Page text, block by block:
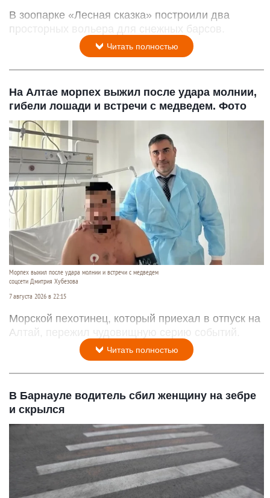
В зоопарке «Лесная сказка» построили два
просторных вольера для снежных барсов.
Читать полностью
На Алтае морпех выжил после удара молнии,
гибели лошади и встречи с медведем. Фото
Морпех выжил после удара молнии и встречи с медведем
соцсети Дмитрия Хубезова
7 августа 2026 в 22:15
Морской пехотинец, который приехал в отпуск на
Алтай, пережил чудовищную серию событий.
Читать полностью
В Барнауле водитель сбил женщину на зебре
и скрылся